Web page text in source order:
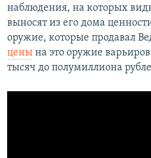
наблюдения, на которых
выносят из его дома
оружие, которые продавал
цены на это оружие
тысяч до полумиллиона